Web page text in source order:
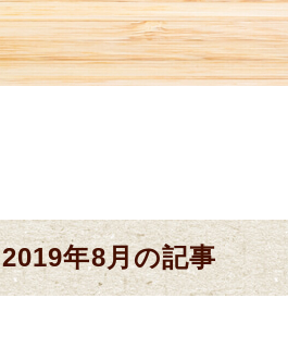
2019年8月の記事